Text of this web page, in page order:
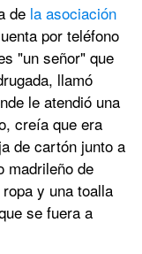
de la asociación
por teléfono
"un señor" que
llamó
le atendió una
creía que era
de cartón junto a
madrileño de
y una toalla
se fuera a